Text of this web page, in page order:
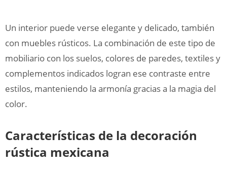
Un interior puede verse elegante y delicado, también
con muebles rústicos. La combinación de este tipo de
mobiliario con los suelos, colores de paredes, textiles y
complementos indicados logran ese contraste entre
estilos, manteniendo la armonía gracias a la magia del
color.
Características de la decoración
rústica mexicana